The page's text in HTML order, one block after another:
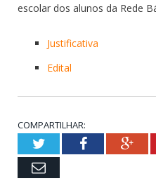
escolar dos alunos da Rede
Justificativa
Edital
COMPARTILHAR:
TwitterFacebook
Email